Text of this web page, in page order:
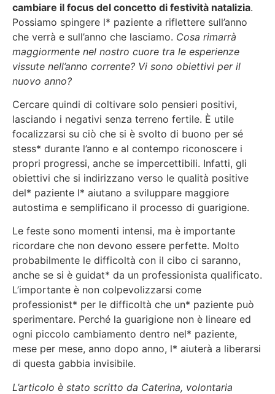
cambiare il focus del concetto di festività natalizia.
Possiamo spingere l* paziente a riflettere sull’anno
che verrà e sull’anno che lasciamo. Cosa rimarrà
maggiormente nel nostro cuore tra le esperienze
vissute nell’anno corrente? Vi sono obiettivi per il
nuovo anno?
Cercare quindi di coltivare solo pensieri positivi,
lasciando i negativi senza terreno fertile. È utile
focalizzarsi su ciò che si è svolto di buono per sé
stess* durante l’anno e al contempo riconoscere i
propri progressi, anche se impercettibili. Infatti, gli
obiettivi che si indirizzano verso le qualità positive
del* paziente l* aiutano a sviluppare maggiore
autostima e semplificano il processo di guarigione.
Le feste sono momenti intensi, ma è importante
ricordare che non devono essere perfette. Molto
probabilmente le difficoltà con il cibo ci saranno,
anche se si è guidat* da un professionista qualificato.
L’importante è non colpevolizzarsi come
professionist* per le difficoltà che un* paziente può
sperimentare. Perché la guarigione non è lineare ed
ogni piccolo cambiamento dentro nel* paziente,
mese per mese, anno dopo anno, l* aiuterà a liberarsi
di questa gabbia invisibile.
L’articolo è stato scritto da Caterina, volontaria